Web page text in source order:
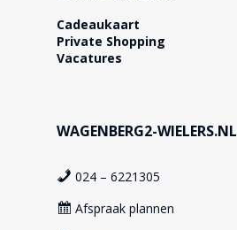
Cadeaukaart
Private Shopping
Vacatures
WAGENBERG2-WIELERS.NL
024 – 6221305
Afspraak plannen